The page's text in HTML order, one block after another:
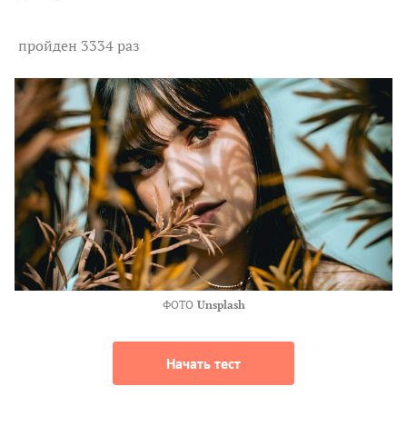
пройден 3334 раз
ФОТО Unsplash
Начать тест